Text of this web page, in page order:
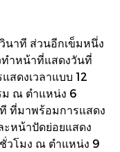
นาที ส่วนอีกเข็มหนึ่ง
ทำหน้าที่แสดงวันที่
สดงเวลาแบบ 12
ม ณ ตำแหน่ง 6
ที่มาพร้อมการแสดง
หน้าปัดย่อยแสดง
วโมง ณ ตำแหน่ง 9